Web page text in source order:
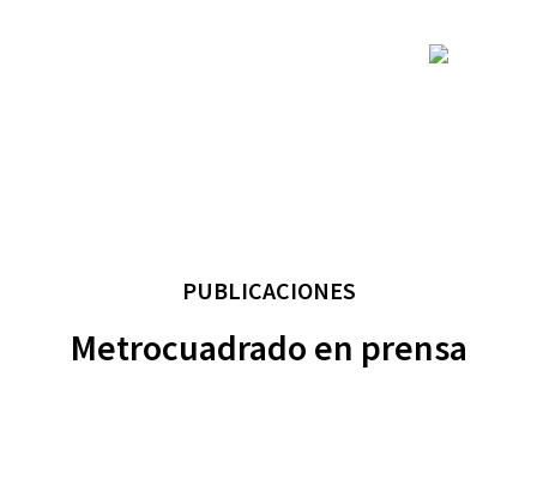
PUBLICACIONES
Metrocuadrado en prensa